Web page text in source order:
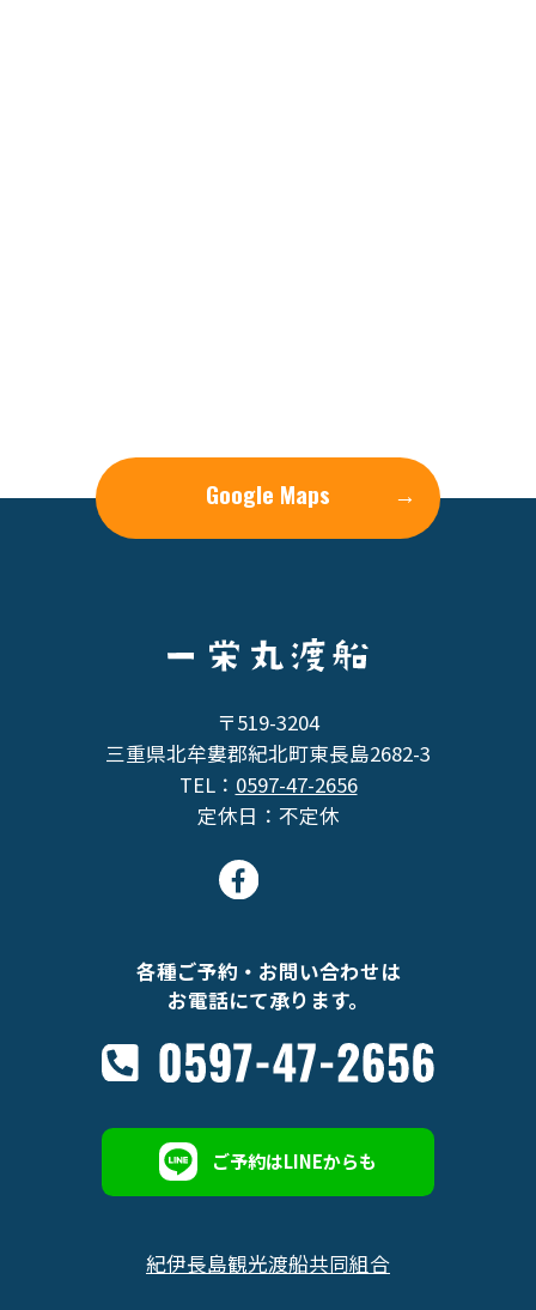
Google Maps →
〒519-3204
三重県北牟婁郡紀北町東長島2682-3
TEL： 0597-47-2656
定休日：不定休
各種ご予約・お問い合わせは
お電話にて承ります。
ご予約はLINEからも
紀伊長島観光渡船共同組合